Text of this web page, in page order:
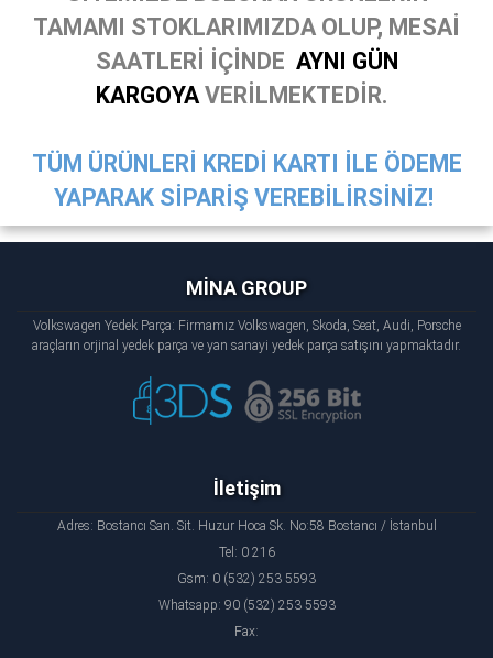
TAMAMI STOKLARIMIZDA OLUP, MESAİ
SAATLERİ İÇİNDE AYNI GÜN
KARGOYA VERİLMEKTEDİR.
TÜM ÜRÜNLERİ KREDİ KARTI İLE ÖDEME
YAPARAK SİPARİŞ VEREBİLİRSİNİZ!
MİNA GROUP
Volkswagen Yedek Parça: Firmamız Volkswagen, Skoda, Seat, Audi, Porsche
araçların orjinal yedek parça ve yan sanayi yedek parça satışını yapmaktadır.
İletişim
Adres: Bostancı San. Sit. Huzur Hoca Sk. No:58 Bostancı / İstanbul
Tel: 0 216
Gsm: 0 (532) 253 5593
Whatsapp: 90 (532) 253 5593
Fax: